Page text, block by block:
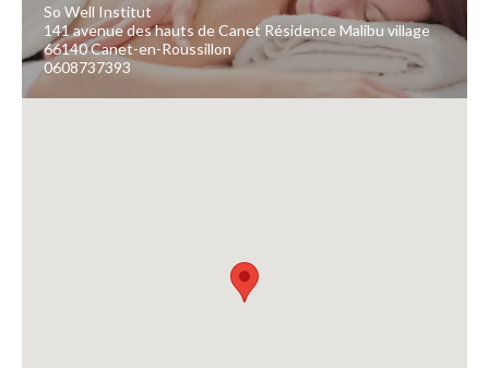
So Well Institut
141 avenue des hauts de Canet Résidence Malibu village
66140 Canet-en-Roussillon
0608737393